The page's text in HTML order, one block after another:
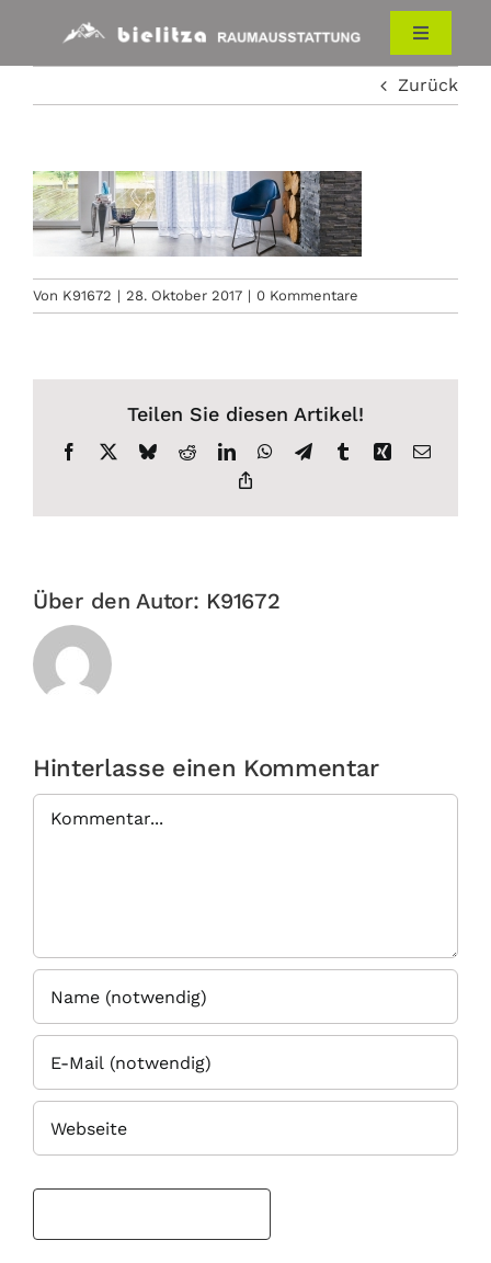
springen
Toggle
ÜBER UNS
KONTAKT
Zurück
Von K91672 | 28. Oktober 2017 | 0 Kommentare
Teilen Sie diesen Artikel!
Facebook BlueskyRedditLinkedInWhatsApp
TelegramTumblrXing E-
Über den Autor: K91672
Hinterlasse einen Kommentar